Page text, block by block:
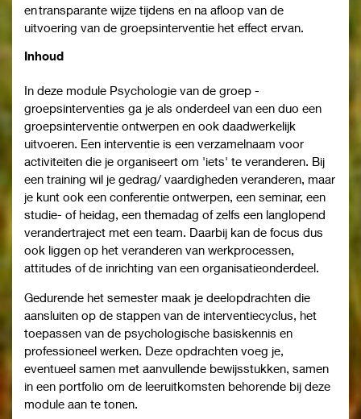
en transparante wijze tijdens en na afloop van de
uitvoering van de groepsinterventie het effect ervan.
Inhoud
In deze module Psychologie van de groep -
groepsinterventies ga je als onderdeel van een duo een
groepsinterventie ontwerpen en ook daadwerkelijk
uitvoeren. Een interventie is een verzamelnaam voor
activiteiten die je organiseert om 'iets' te veranderen. Bij
een training wil je gedrag/ vaardigheden veranderen, maar
je kunt ook een conferentie ontwerpen, een seminar, een
studie- of heidag, een themadag of zelfs een langlopend
verandertraject met een team. Daarbij kan de focus dus
ook liggen op het veranderen van werkprocessen,
attitudes of de inrichting van een organisatieonderdeel.
Gedurende het semester maak je deelopdrachten die
aansluiten op de stappen van de interventiecyclus, het
toepassen van de psychologische basiskennis en
professioneel werken. Deze opdrachten voeg je,
eventueel samen met aanvullende bewijsstukken, samen
in een portfolio om de leeruitkomsten behorende bij deze
module aan te tonen.